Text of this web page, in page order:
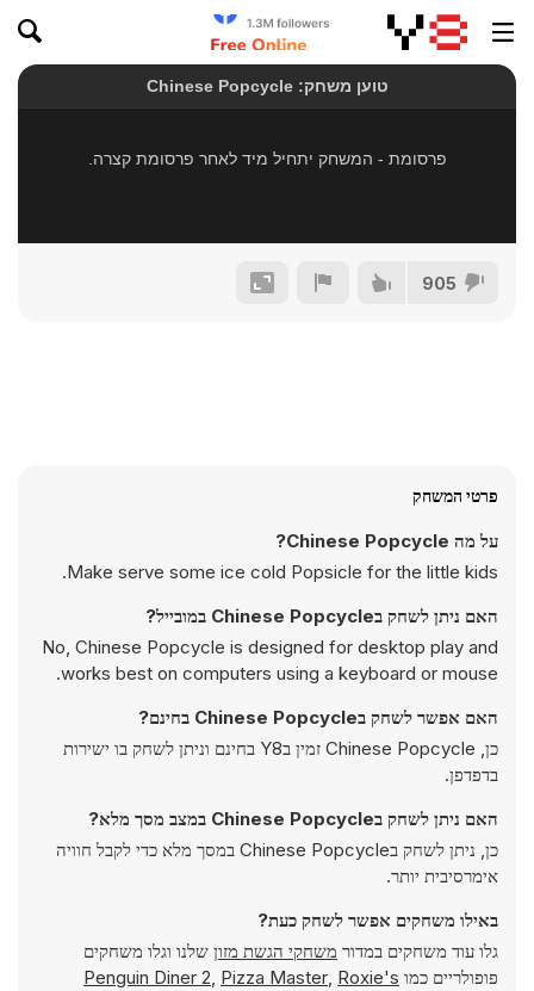
905
פרטי המשחק
על מה Chinese Popcycle?
Make serve some ice cold Popsicle for the little kids.
האם ניתן לשחק בChinese Popcycle במובייל?
No, Chinese Popcycle is designed for desktop play and
works best on computers using a keyboard or mouse.
האם אפשר לשחק בChinese Popcycle בחינם?
כן, Chinese Popcycle זמין בY8 בחינם וניתן לשחק בו ישירות
בדפדפן.
האם ניתן לשחק בChinese Popcycle במצב מסך מלא?
כן, ניתן לשחק בChinese Popcycle במסך מלא כדי לקבל חוויה
אימרסיבית יותר.
באילו משחקים אפשר לשחק כעת?
גלו עוד משחקים במדור משחקי הגשת מזון שלנו וגלו משחקים
פופולריים כמו
Penguin Diner 2, Pizza Master, Roxie's